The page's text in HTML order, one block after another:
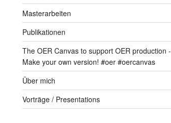
Masterarbeiten
Publikationen
The OER Canvas to support OER production -
Make your own version! #oer #oercanvas
Über mich
Vorträge / Presentations